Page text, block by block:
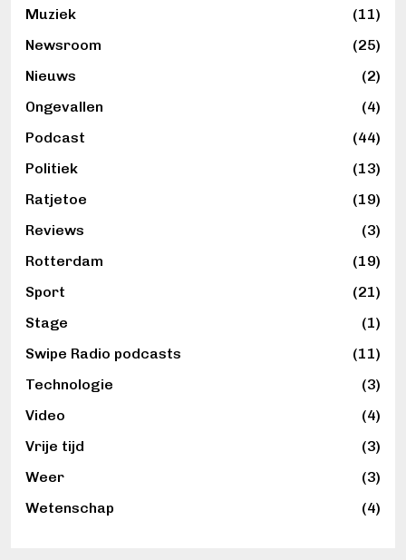
Muziek
(11)
Newsroom
(25)
Nieuws
(2)
Ongevallen
(4)
Podcast
(44)
Politiek
(13)
Ratjetoe
(19)
Reviews
(3)
Rotterdam
(19)
Sport
(21)
Stage
(1)
Swipe Radio podcasts
(11)
Technologie
(3)
Video
(4)
Vrije tijd
(3)
Weer
(3)
Wetenschap
(4)